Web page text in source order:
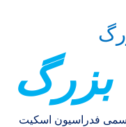
بزرگ
فدراسیون اسکیت